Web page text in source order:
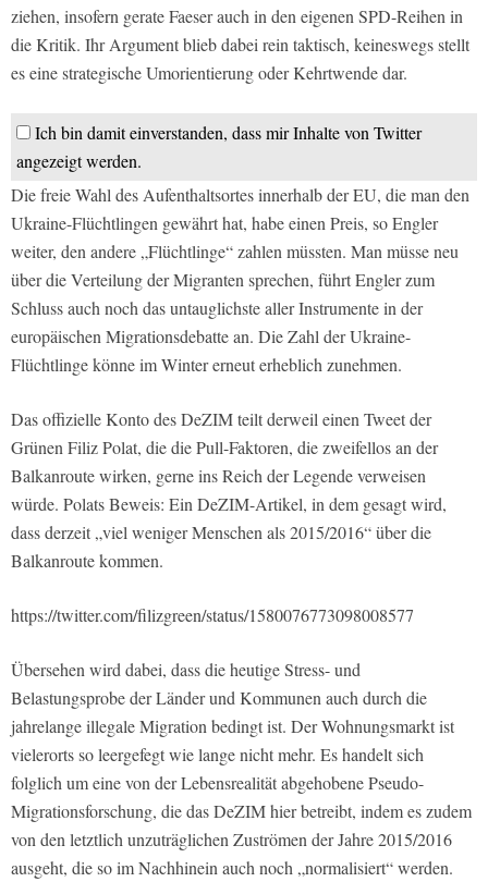
ziehen, insofern gerate Faeser auch in den eigenen SPD-Reihen in
die Kritik. Ihr Argument blieb dabei rein taktisch, keineswegs stellt
es eine strategische Umorientierung oder Kehrtwende dar.
Ich bin damit einverstanden, dass mir Inhalte von Twitter
angezeigt werden.
Die freie Wahl des Aufenthaltsortes innerhalb der EU, die man den
Ukraine-Flüchtlingen gewährt hat, habe einen Preis, so Engler
weiter, den andere „Flüchtlinge“ zahlen müssten. Man müsse neu
über die Verteilung der Migranten sprechen, führt Engler zum
Schluss auch noch das untauglichste aller Instrumente in der
europäischen Migrationsdebatte an. Die Zahl der Ukraine-
Flüchtlinge könne im Winter erneut erheblich zunehmen.
Das offizielle Konto des DeZIM teilt derweil einen Tweet der
Grünen Filiz Polat, die die Pull-Faktoren, die zweifellos an der
Balkanroute wirken, gerne ins Reich der Legende verweisen
würde. Polats Beweis: Ein DeZIM-Artikel, in dem gesagt wird,
dass derzeit „viel weniger Menschen als 2015/2016“ über die
Balkanroute kommen.
https://twitter.com/filizgreen/status/1580076773098008577
Übersehen wird dabei, dass die heutige Stress- und
Belastungsprobe der Länder und Kommunen auch durch die
jahrelange illegale Migration bedingt ist. Der Wohnungsmarkt ist
vielerorts so leergefegt wie lange nicht mehr. Es handelt sich
folglich um eine von der Lebensrealität abgehobene Pseudo-
Migrationsforschung, die das DeZIM hier betreibt, indem es zudem
von den letztlich unzuträglichen Zuströmen der Jahre 2015/2016
ausgeht, die so im Nachhinein auch noch „normalisiert“ werden.